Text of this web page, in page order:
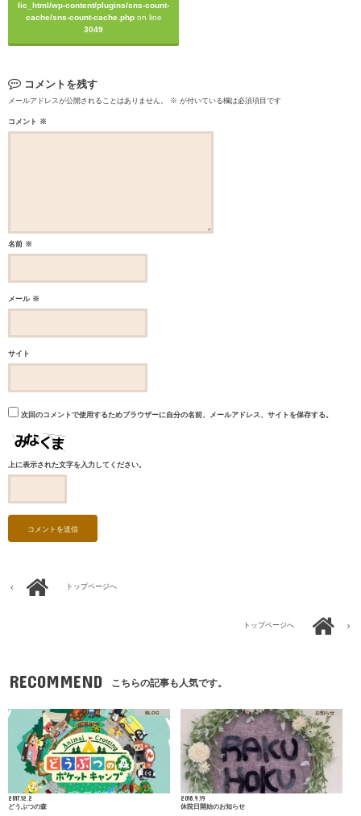
lic_html/wp-content/plugins/sns-count-
cache/sns-count-cache.phpon line
3049
コメントを残す
メールアドレスが公開されることはありません。 ※ が付いている欄は必須項目です
コメント ※
名前 ※
メール ※
サイト
次回のコメントで使用するためブラウザーに自分の名前、メールアドレス、サイトを保存する。
上に表示された文字を入力してください。
トップページへ
トップページへ
RECOMMEND こちらの記事も人気です。
BLOG
2017.12.2
どうぶつの森
お知らせ
2018.9.19
休院日開始のお知らせ